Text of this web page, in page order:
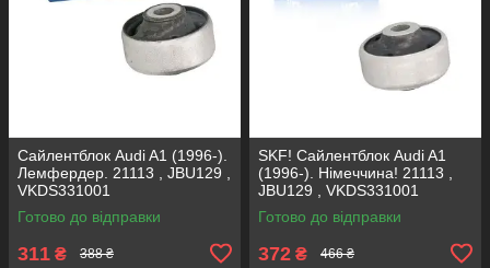
Сайлентблок Audi A1 (1996-).
Лемфердер. 21113 , JBU129 ,
VKDS331001
Готово до відправки
311 ₴ 388 ₴
SKF! Сайлентблок Audi A1
(1996-). Німеччина! 21113 ,
JBU129 , VKDS331001
Готово до відправки
372 ₴ 466 ₴